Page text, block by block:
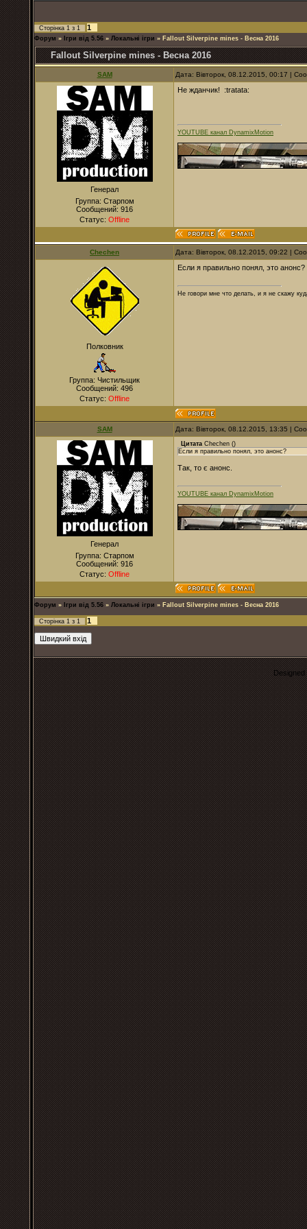
Сторінка 1 з 1 1
Форум » Ігри від 5.56 » Локальні ігри » Fallout Silverpine mines - Весна 2016
Fallout Silverpine mines - Весна 2016
SAM Дата: Вівторок, 08.12.2015, 00:17 |
Генерал
Группа: Старпом
Сообщений: 916
Статус: Offline
Не жданчик! :tratata:
YOUTUBE канал DynamixMotion
Chechen Дата: Вівторок, 08.12.2015, 09:22 |
Полковник
Группа: Чистильщик
Сообщений: 496
Статус: Offline
Если я правильно понял, это анонс?
Не говори мне что делать, и я не скажу
SAM Дата: Вівторок, 08.12.2015, 13:35 |
Генерал
Группа: Старпом
Сообщений: 916
Статус: Offline
Цитата Chechen ()
Если я правильно понял, это анонс?
Так, то є анонс.
YOUTUBE канал DynamixMotion
Форум » Ігри від 5.56 » Локальні ігри » Fallout Silverpine mines - Весна 2016
Сторінка 1 з 1 1